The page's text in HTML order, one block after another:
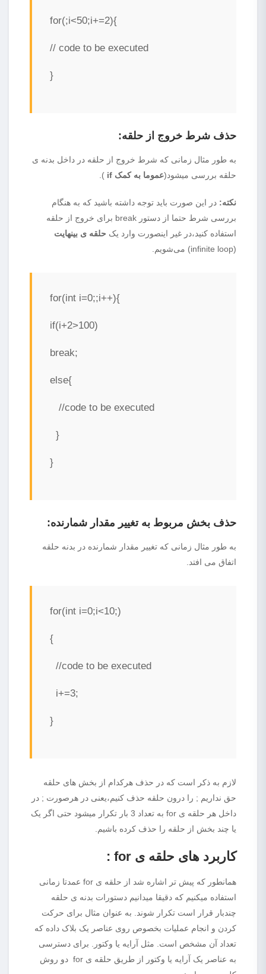
for(;i<50;i+=2){
// code to be executed
}
حذف شرط خروج از حلقه:
به طور مثال زمانی که شرط خروج از حلقه در داخل بدنه ی
حلقه بررسی میشود(عموما به کمک if ).
نکته: در این صورت باید توجه داشته باشید که به هنگام
بررسی شرط حتما از دستور break برای خروج از حلقه
استفاده کنید،در غیر اینصورت وارد یک حلقه ی بینهایت
(infinite loop) می‌شویم.
for(int i=0;;i++){
if(i+2>100)
break;
else{
//code to be executed
}
}
حذف بخش مربوط به تغییر مقدار شمارنده:
به طور مثال زمانی که تغییر مقدار شمارنده در بدنه حلقه
اتفاق می افتد.
for(int i=0;i<10;)
{
//code to be executed
i+=3;
}
لازم به ذکر است که در حذف هرکدام از بخش های حلقه
حق نداریم ; را درون حلقه حذف کنیم،یعنی در هرصورت ; در
داخل هر حلقه ی for به تعداد 3 بار تکرار میشود حتی اگر یک
یا چند بخش از حلقه را حذف کرده باشیم.
کاربرد های حلقه ی for
:
همانطور که پیش تر اشاره شد از حلقه ی for عمدتا زمانی
استفاده میکنیم که دقیقا میدانیم دستورات بدنه ی حلقه
چندبار قرار است تکرار شوند. به عنوان مثال برای حرکت
کردن و انجام عملیات بخصوص روی عناصر یک بلاک داده که
تعداد آن مشخص است. مثل آرایه یا وکتور. برای دسترسی
به عناصر یک آرایه یا وکتور از طریق حلقه ی for دو روش